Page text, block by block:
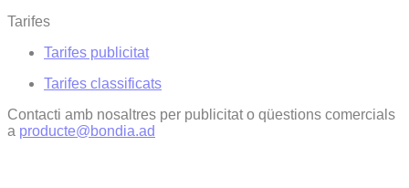
Tarifes
Tarifes publicitat
Tarifes classificats
Contacti amb nosaltres per publicitat o qüestions comercials
a producte@bondia.ad